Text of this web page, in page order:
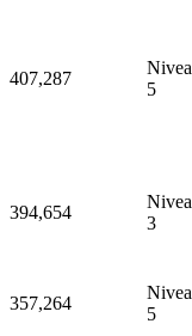
407,287
5
394,654
3
357,264
5